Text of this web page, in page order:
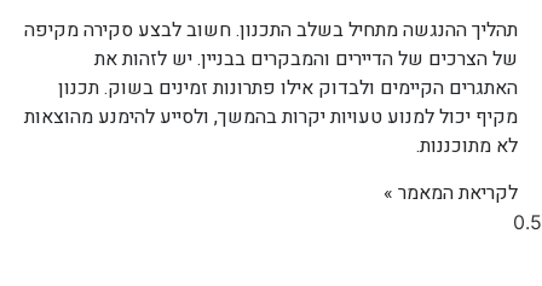
תהליך ההנגשה מתחיל בשלב התכנון. חשוב לבצע סקירה מקיפה
של הצרכים של הדיירים והמבקרים בבניין. יש לזהות את
האתגרים הקיימים ולבדוק אילו פתרונות זמינים בשוק. תכנון
מקיף יכול למנוע טעויות יקרות בהמשך, ולסייע להימנע מהוצאות
לא מתוכננות.
לקריאת המאמר »